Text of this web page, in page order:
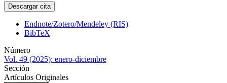
Descargar cita
Endnote/Zotero/Mendeley (RIS)
BibTeX
Número
Vol. 49 (2025): enero-diciembre
Sección
Artículos Originales